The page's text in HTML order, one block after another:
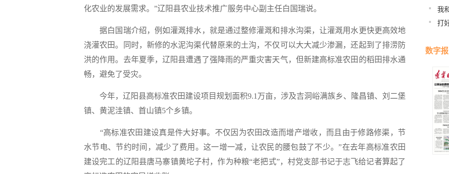
化农业的发展需求。”辽阳县农业技术推广服务中心副主任白国瑞说。
据白国瑞介绍，例如灌溉排水，就是通过整修灌溉和排水沟渠，让灌溉用水更快更高效地
浇灌农田。同时，新修的水泥沟渠代替原来的土沟，不仅可以大大减少渗漏，还起到了排涝防
洪的作用。去年夏季，辽阳县遭遇了强降雨的严重灾害天气，但新建高标准农田的稻田排水通
畅，避免了受灾。
今年，辽阳县高标准农田建设项目规划面积9.1万亩，涉及吉洞峪满族乡、隆昌镇、刘二堡
镇、黄泥洼镇、首山镇5个乡镇。
“高标准农田建设真是件大好事。不仅因为农田改造而增产增收，而且由于修路修渠，节
水节电、节约时间，减少了费用。这一增一减，让农民的腰包鼓了不少。”在去年高标准农田
建设完工的辽阳县唐马寨镇黄坨子村，作为种粮“老把式”，村党支部书记于志飞给记者算起了
我
打
数字报